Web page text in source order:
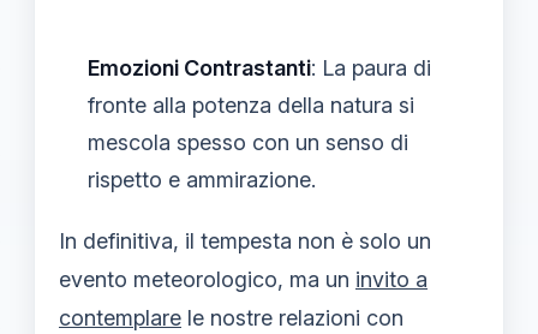
Emozioni Contrastanti: La paura di
fronte alla potenza della natura si
mescola spesso con un senso di
rispetto e ammirazione.
In definitiva, il tempesta non è solo un
evento meteorologico, ma un invito a
contemplare le nostre relazioni con